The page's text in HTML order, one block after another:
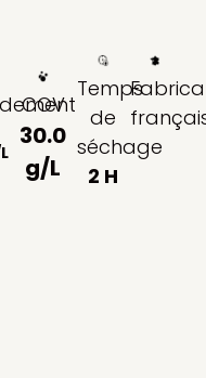
COV
30.0
g/L
Temps
de
séchage
2 H